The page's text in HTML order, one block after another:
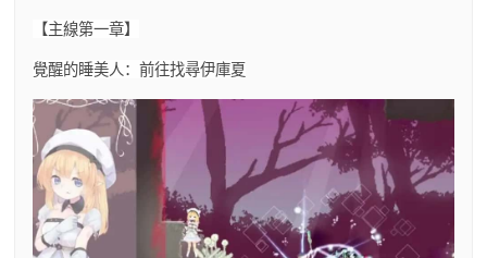
【主線第一章】
覺醒的睡美人：前往找尋伊庫夏